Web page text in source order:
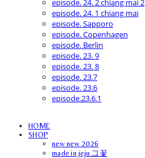
episode. 24. 2 chiang mai 2
episode. 24. 1 chiang mai
episode. Sapporo
episode. Copenhagen
episode. Berlin
episode. 23. 9
episode. 23. 8
episode. 23.7
episode. 23.6
episode.23.6.1
HOME
SHOP
new new 2026
made in jeju 그꽃